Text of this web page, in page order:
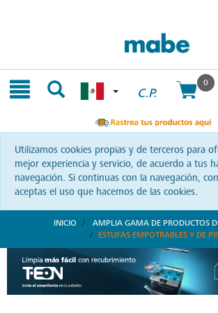
C.P.
0
Utilizamos cookies propias y de terceros para
mejor experiencia y servicio, de acuerdo a tus
navegación. Si continuas con la navegación,
aceptas el uso que hacemos de las cookies.
INICIO
AMPLIA GAMA DE PRODUCTOS
ESTUFAS EMPOTRABLES Y DE